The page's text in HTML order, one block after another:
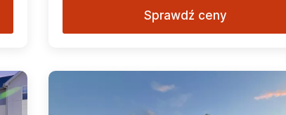
Sprawdź ceny